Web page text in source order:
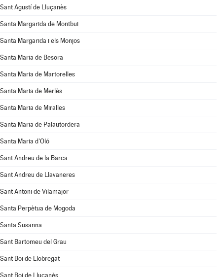
Sant Agustí de Lluçanès
Santa Margarida de Montbui
Santa Margarida i els Monjos
Santa Maria de Besora
Santa Maria de Martorelles
Santa Maria de Merlès
Santa Maria de Miralles
Santa Maria de Palautordera
Santa Maria d'Oló
Sant Andreu de la Barca
Sant Andreu de Llavaneres
Sant Antoni de Vilamajor
Santa Perpètua de Mogoda
Santa Susanna
Sant Bartomeu del Grau
Sant Boi de Llobregat
Sant Boi de Lluçanès